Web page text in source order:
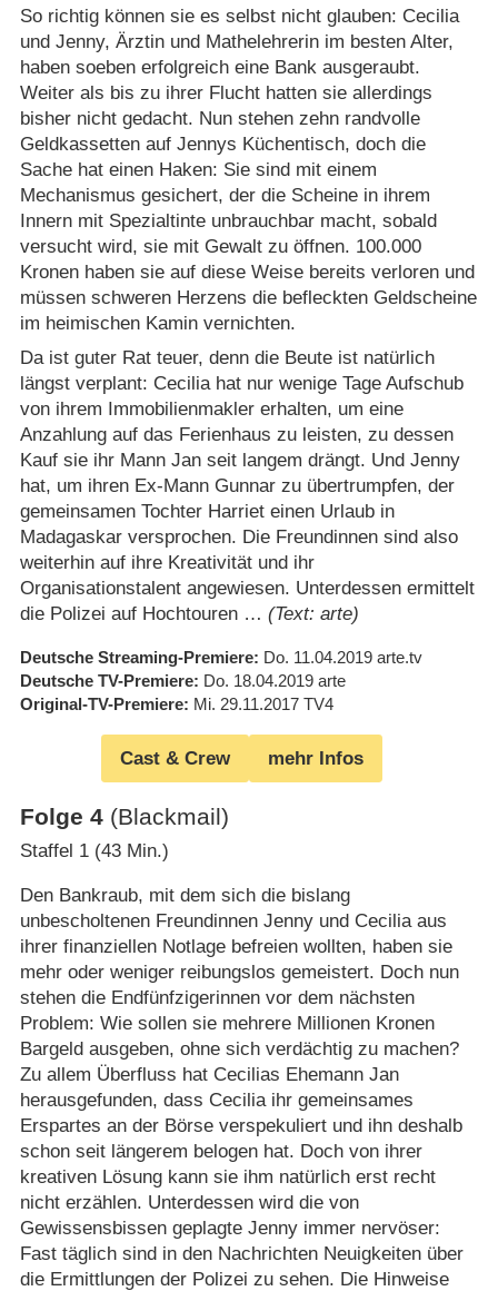
So richtig können sie es selbst nicht glauben: Cecilia
und Jenny, Ärztin und Mathelehrerin im besten Alter,
haben soeben erfolgreich eine Bank ausgeraubt.
Weiter als bis zu ihrer Flucht hatten sie allerdings
bisher nicht gedacht. Nun stehen zehn randvolle
Geldkassetten auf Jennys Küchentisch, doch die
Sache hat einen Haken: Sie sind mit einem
Mechanismus gesichert, der die Scheine in ihrem
Innern mit Spezialtinte unbrauchbar macht, sobald
versucht wird, sie mit Gewalt zu öffnen. 100.000
Kronen haben sie auf diese Weise bereits verloren und
müssen schweren Herzens die befleckten Geldscheine
im heimischen Kamin vernichten.
Da ist guter Rat teuer, denn die Beute ist natürlich
längst verplant: Cecilia hat nur wenige Tage Aufschub
von ihrem Immobilienmakler erhalten, um eine
Anzahlung auf das Ferienhaus zu leisten, zu dessen
Kauf sie ihr Mann Jan seit langem drängt. Und Jenny
hat, um ihren Ex-Mann Gunnar zu übertrumpfen, der
gemeinsamen Tochter Harriet einen Urlaub in
Madagaskar versprochen. Die Freundinnen sind also
weiterhin auf ihre Kreativität und ihr
Organisationstalent angewiesen. Unterdessen ermittelt
die Polizei auf Hochtouren … (Text: arte)
Deutsche Streaming-Premiere Do. 11.04.2019 arte.tv
Deutsche TV-Premiere Do. 18.04.2019 arte
Original-TV-Premiere Mi. 29.11.2017 TV4
Cast & Crew mehr Infos
Folge 4 (Blackmail)
Staffel 1 (43 Min.)
Den Bankraub, mit dem sich die bislang
unbescholtenen Freundinnen Jenny und Cecilia aus
ihrer finanziellen Notlage befreien wollten, haben sie
mehr oder weniger reibungslos gemeistert. Doch nun
stehen die Endfünfzigerinnen vor dem nächsten
Problem: Wie sollen sie mehrere Millionen Kronen
Bargeld ausgeben, ohne sich verdächtig zu machen?
Zu allem Überfluss hat Cecilias Ehemann Jan
herausgefunden, dass Cecilia ihr gemeinsames
Erspartes an der Börse verspekuliert und ihn deshalb
schon seit längerem belogen hat. Doch von ihrer
kreativen Lösung kann sie ihm natürlich erst recht
nicht erzählen. Unterdessen wird die von
Gewissensbissen geplagte Jenny immer nervöser:
Fast täglich sind in den Nachrichten Neuigkeiten über
die Ermittlungen der Polizei zu sehen. Die Hinweise